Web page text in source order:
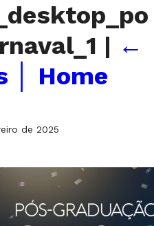
| ←
│ Home
de 2025